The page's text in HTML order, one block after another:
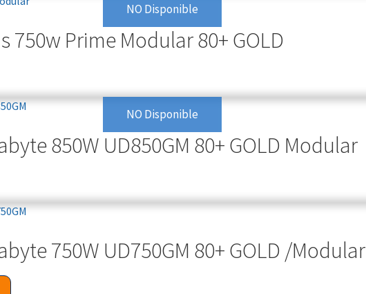
NO Disponible
750w Prime Modular 80+ GOLD
NO Disponible
850W UD850GM 80+ GOLD Modular
750W UD750GM 80+ GOLD /Modular